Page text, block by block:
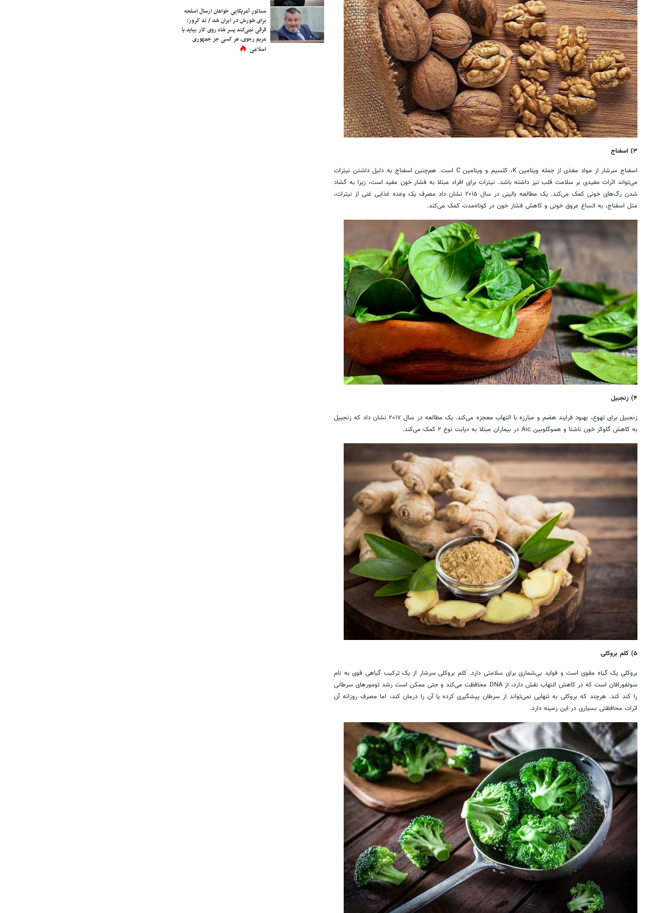
۳) اسفناج
اسفناج سرشار از مواد مغذی از جمله ویتامین K، کلسیم و ویتامین C است. هم‌چنین اسفناج به دلیل داشتن نیترات
می‌تواند اثرات مفیدی بر سلامت قلب نیز داشته باشد. نیترات برای افراد مبتلا به فشار خون مفید است، زیرا به گشاد
شدن رگ‌های خونی کمک می‌کند. یک مطالعه بالینی در سال ۲۰۱۵ نشان داد مصرف یک وعده غذایی غنی از نیترات،
مثل اسفناج، به اتساع عروق خونی و کاهش فشار خون در کوتاه‌مدت کمک می‌کند.
۴) زنجبیل
زنجبیل برای تهوع، بهبود فرایند هضم و مبارزه با التهاب معجزه می‌کند. یک مطالعه در سال ۲۰۱۷ نشان داد که زنجبیل
به کاهش گلوکز خون ناشتا و هموگلوبین A۱c در بیماران مبتلا به دیابت نوع ۲ کمک می‌کند.
۵) کلم بروکلی
بروکلی یک گیاه مقوی است و فواید بی‌شماری برای سلامتی دارد. کلم بروکلی سرشار از یک ترکیب گیاهی قوی به نام
سولفورافان است که در کاهش التهاب نقش دارد، از DNA محافظت می‌کند و حتی ممکن است رشد تومورهای سرطانی
را کند کند. هرچند که بروکلی به تنهایی نمی‌تواند از سرطان پیشگیری کرده یا آن را درمان کند، اما مصرف روزانه آن
اثرات محافظتی بسیاری در این زمینه دارد.
سناتور آمریکایی خواهان ارسال اسلحه
برای شورش در ایران شد / تد کروز:
فرقی نمی‌کند پسر شاه روی کار بیاید یا
مریم رجوی، هر کسی جز جمهوری
اسلامی